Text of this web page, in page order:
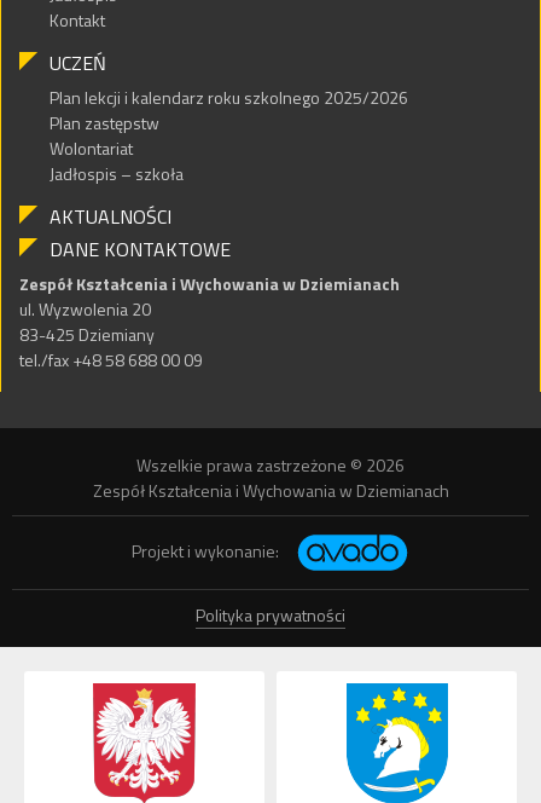
Kontakt
UCZEŃ
Plan lekcji i kalendarz roku szkolnego 2025/2026
Plan zastępstw
Wolontariat
Jadłospis – szkoła
AKTUALNOŚCI
DANE KONTAKTOWE
Zespół Kształcenia i Wychowania w Dziemianach
ul. Wyzwolenia 20
83-425 Dziemiany
tel./fax +48 58 688 00 09
Wszelkie prawa zastrzeżone © 2026
Zespół Kształcenia i Wychowania w Dziemianach
Projekt i wykonanie:
Polityka prywatności